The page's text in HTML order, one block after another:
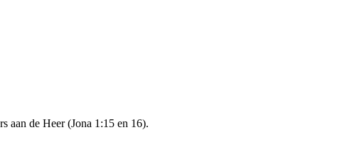
aan de Heer (Jona 1:15 en 16).